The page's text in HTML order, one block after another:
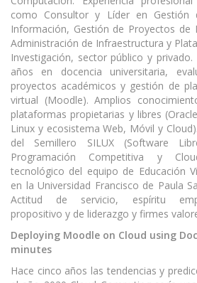
como Consultor y Líder en Gestión
Información, Gestión de Proyectos de
Administración de Infraestructura y
Investigación, sector público y
años en docencia universitaria,
proyectos académicos y gestión de
virtual (Moodle). Amplios
plataformas propietarias y libres
Linux y ecosistema Web, Móvil y
del Semillero SILUX (Software
Programación Competitiva y
tecnológico del equipo de Educación
en la Universidad Francisco de Paula
Actitud de servicio, espíritu
propositivo y de liderazgo y firmes
Deploying Moodle on Cloud using
minutes
Hace cinco años las tendencias y